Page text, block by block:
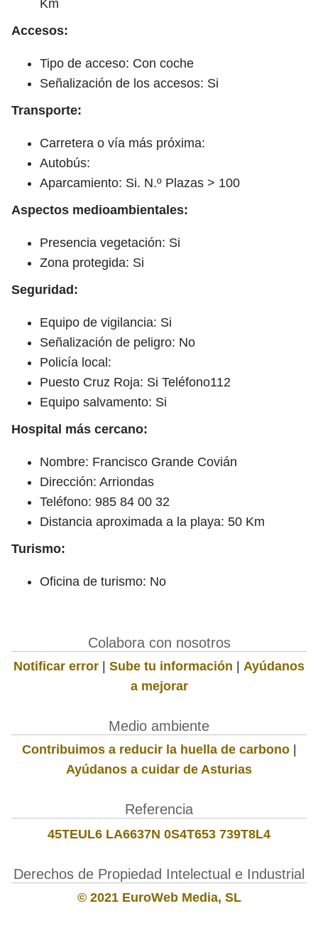
Km
Accesos:
Tipo de acceso: Con coche
Señalización de los accesos: Si
Transporte:
Carretera o vía más próxima:
Autobús:
Aparcamiento: Si. N.º Plazas > 100
Aspectos medioambientales:
Presencia vegetación: Si
Zona protegida: Si
Seguridad:
Equipo de vigilancia: Si
Señalización de peligro: No
Policía local:
Puesto Cruz Roja: Si Teléfono112
Equipo salvamento: Si
Hospital más cercano:
Nombre: Francisco Grande Covián
Dirección: Arriondas
Teléfono: 985 84 00 32
Distancia aproximada a la playa: 50 Km
Turismo:
Oficina de turismo: No
Colabora con nosotros
Notificar error | Sube tu información | Ayúdanos
a mejorar
Medio ambiente
Contribuimos a reducir la huella de carbono|
Ayúdanos a cuidar de Asturias
Referencia
45TEUL6 LA6637N 0S4T653 739T8L4
Derechos de Propiedad Intelectual e Industrial
© 2021 EuroWeb Media, SL